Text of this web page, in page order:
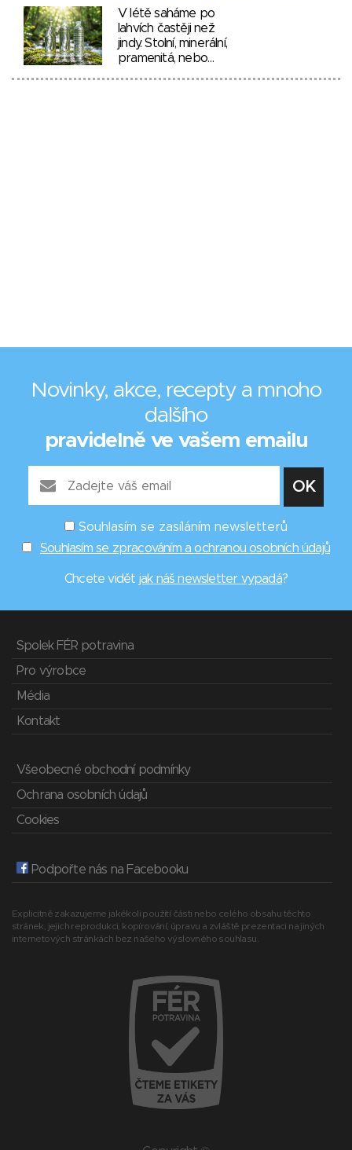
V létě saháme po
lahvích častěji než
jindy. Stolní, minerální,
pramenitá, nebo…
Novinky, akce, recepty a mnoho
dalšího
pravidelně ve vašem emailu
Souhlasím se zasíláním newsletterů
Souhlasím se zpracováním a ochranou osobních údajů
Chcete vidět jak náš newsletter vypadá?
Spolek FÉR potravina
Pro výrobce
Média
Kontakt
Všeobecné obchodní podmínky
Ochrana osobních údajů
Cookies
Podpořte nás na Facebooku
Explicitně zakazujeme jakékoli použití části nebo celého obsahu těchto
stránek, jejich reprodukci, kopírování, úpravu a zvláště prezentaci na jiných
internetových stránkách bez našeho výslovného souhlasu.